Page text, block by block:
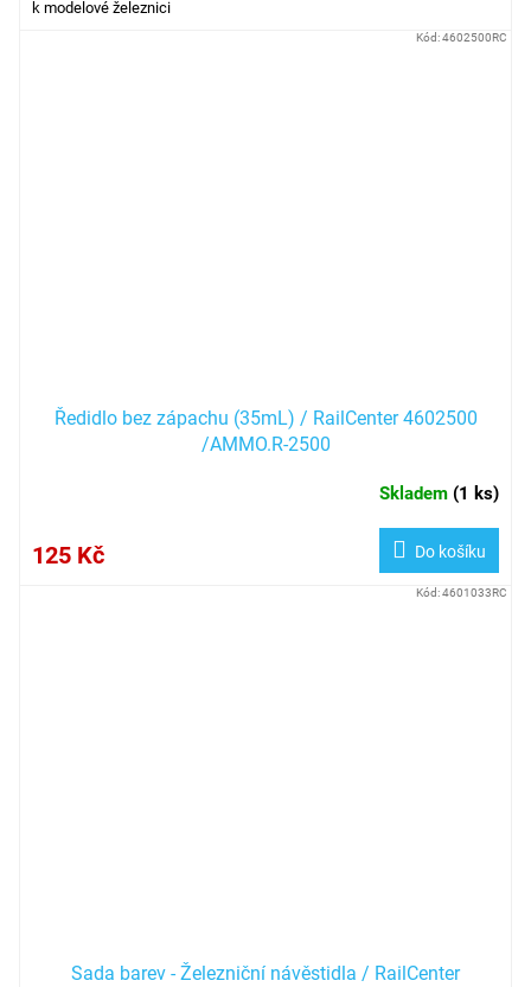
k modelové železnici
Ředidlo bez zápachu (35mL) / RailCenter 4602500
/AMMO.R-2500
Skladem (1 ks)
125 Kč Do košíku
Kód:4602500RC
Sada barev - Železniční návěstidla / RailCenter
Kód:4601033RC